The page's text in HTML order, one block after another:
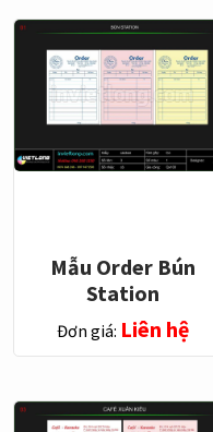
Mẫu Order Bún
Station
Đơn giá: Liên hệ